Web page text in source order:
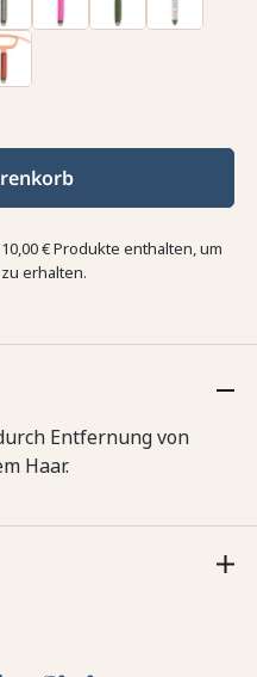
€ Produkte enthalten, um
erhalten.
Entfernung von
Haar.